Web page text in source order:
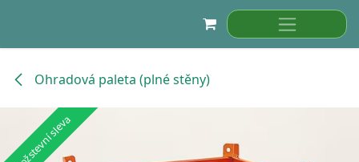
Ohradová paleta (plné stěny)
Množstevní sleva